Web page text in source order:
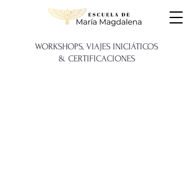
WORKSHOPS, VIAJES INICIÁTICOS
& CERTIFICACIONES